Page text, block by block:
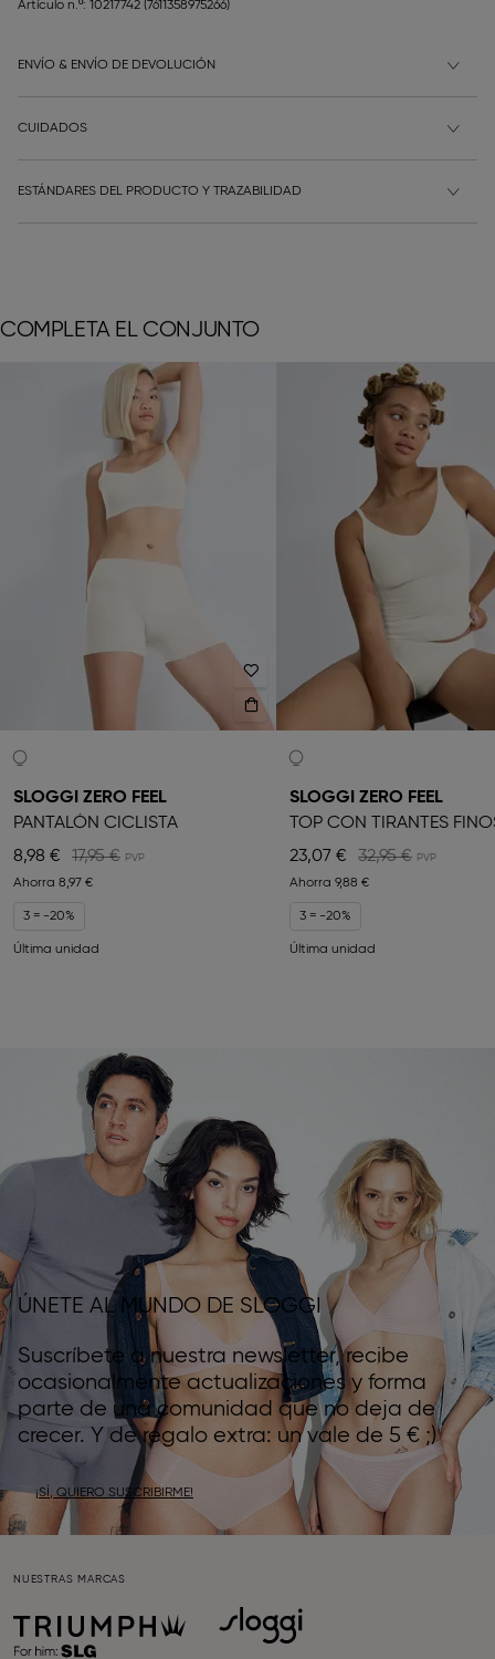
Artículo n.º: 10217742 (7611358975266)
ENVÍO & ENVÍO DE DEVOLUCIÓN
CUIDADOS
ESTÁNDARES DEL PRODUCTO Y TRAZABILIDAD
COMPLETA EL CONJUNTO
SLOGGI ZERO FEEL
PANTALÓN CICLISTA
8,98 €
17,95 €
Ahorra 8,97 €
3 = -20%
Última unidad
SLOGGI ZERO FEEL
TOP CON TIRANTES
23,07 €
32,95 €
Ahorra 9,88 €
3 = -20%
Última unidad
ÚNETE AL MUNDO DE SLOGGI
Suscríbete a nuestra newsletter, recibe
ocasionalmente actualizaciones y forma
parte de una comunidad que no deja de
crecer. Y de regalo extra: un vale de 5 € ;)
¡SÍ, QUIERO SUSCRIBIRME!
NUESTRAS MARCAS